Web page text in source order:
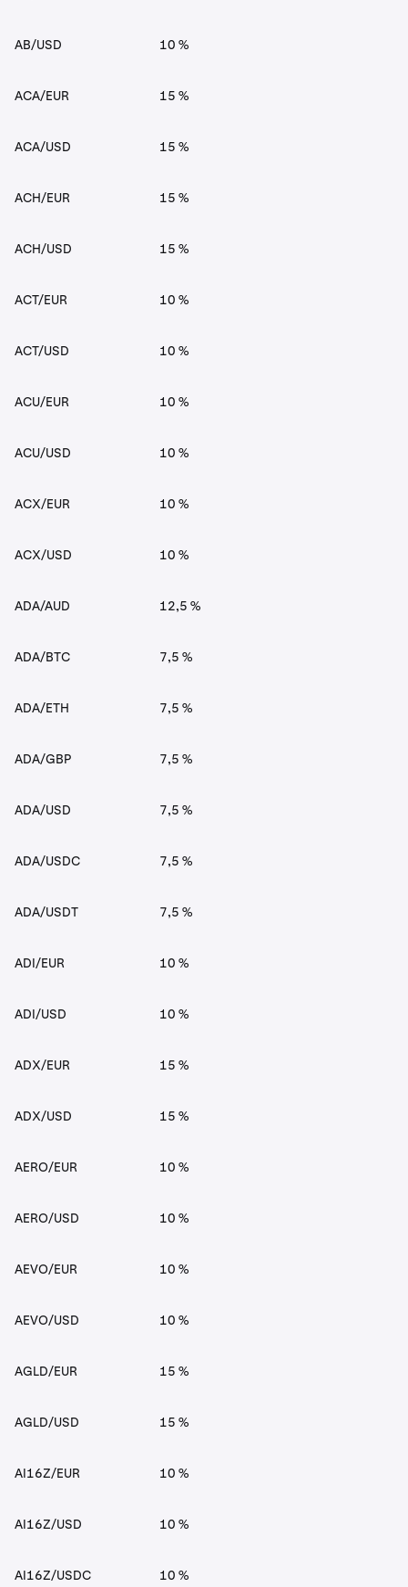
AB/USD 10 %
ACA/EUR 15 %
ACA/USD 15 %
ACH/EUR 15 %
ACH/USD 15 %
ACT/EUR 10 %
ACT/USD 10 %
ACU/EUR 10 %
ACU/USD 10 %
ACX/EUR 10 %
ACX/USD 10 %
ADA/AUD 12,5 %
ADA/BTC 7,5 %
ADA/ETH 7,5 %
ADA/GBP 7,5 %
ADA/USD 7,5 %
ADA/USDC 7,5 %
ADA/USDT 7,5 %
ADI/EUR 10 %
ADI/USD 10 %
ADX/EUR 15 %
ADX/USD 15 %
AERO/EUR 10 %
AERO/USD 10 %
AEVO/EUR 10 %
AEVO/USD 10 %
AGLD/EUR 15 %
AGLD/USD 15 %
AI16Z/EUR 10 %
AI16Z/USD 10 %
AI16Z/USDC 10 %